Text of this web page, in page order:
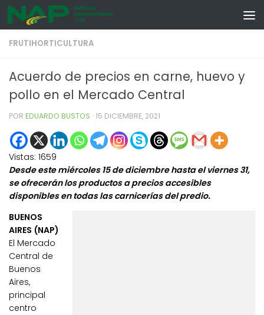
Skip to content
FRUTIHORTICULTURA
Acuerdo de precios en carne, huevo y
pollo en el Mercado Central
POR EDUARDO BUSTOS · 15 DICIEMBRE, 2021
Vistas: 1659
Desde este miércoles 15 de diciembre hasta el viernes 31,
se ofrecerán los productos a precios accesibles
disponibles en todas las carnicerías del predio.
BUENOS
AIRES (NAP)
El Mercado
Central de
Buenos
Aires,
principal
centro